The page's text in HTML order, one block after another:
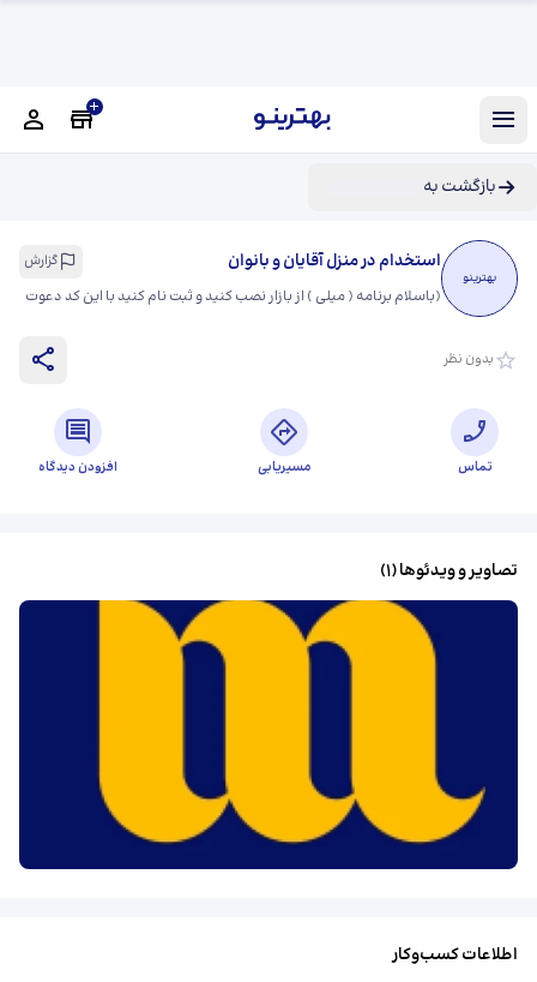
بازگشت به
بهترینو
استخدام در منزل آقایان و بانوان گزارش
(باسلام برنامه ( میلی ) از بازار نصب کنید و ثبت نام کنید با این کد دعوت
بدون نظر
تماس مسیریابی افزودن دیدگاه
تصاویر و ویدئوها (1
)
اطلاعات کسب‌وکار